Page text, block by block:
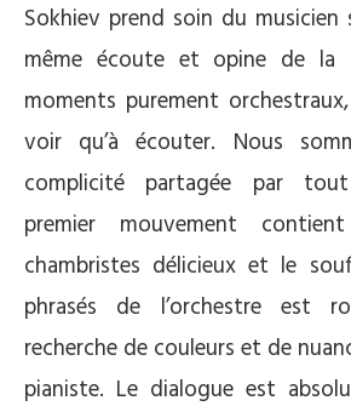
Sokhiev prend soin du
même écoute et opine de
moments purement
voir qu’à écouter. Nous
complicité partagée par
premier mouvement
chambristes délicieux et le
phrasés de l’orchestre est
recherche de couleurs et de
pianiste. Le dialogue est